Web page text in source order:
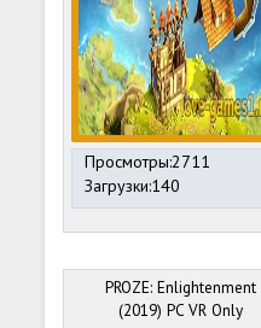
Просмотры:2711
Загрузки:140
PROZE: Enlightenment
(2019) PC VR Only